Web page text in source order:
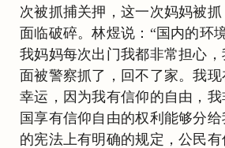
次被抓捕关押，这一次妈妈被抓
面临破碎。林煜说：“国内的环
我妈妈每次出门我都非常担心
面被警察抓了，回不了家。我
幸运，因为我有信仰的自由，
国享有信仰自由的权利能够分
的宪法上有明确的规定，公民